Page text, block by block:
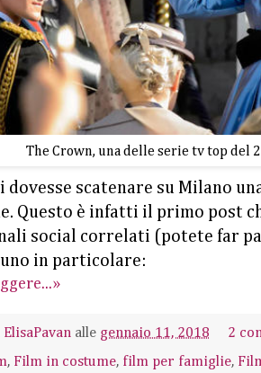
The Crown, una delle serie tv top del
dovesse scatenare su Milano
Questo è infatti il primo post
social correlati (potete far
in particolare:
ElisaPavan alle gennaio 11, 2018
2
, Film in costume, film per famiglie,